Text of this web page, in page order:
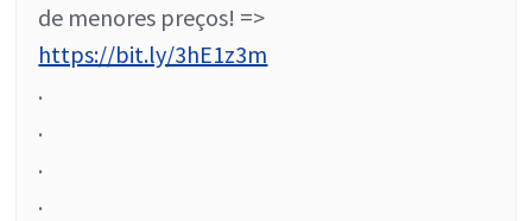
de menores preços! =>
https://bit.ly/3hE1z3m
.
.
.
.